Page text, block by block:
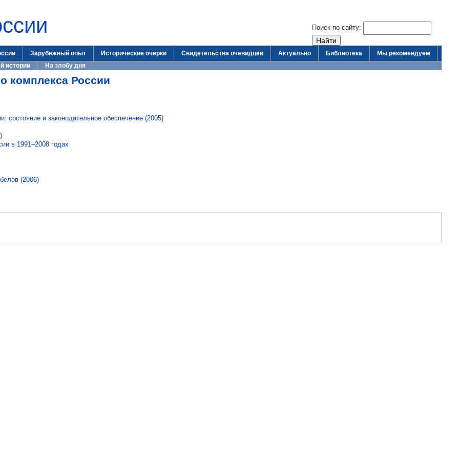
Поиск по сайту:
Зарубежный опыт Исторические очерки Свидетельства очевидцев Актуально Библиотека
Мы рекомендуем
истории На злобу дня
комплекса России
и законодательное обеспечение (2005)
в 1991–2008 годах
(2006)